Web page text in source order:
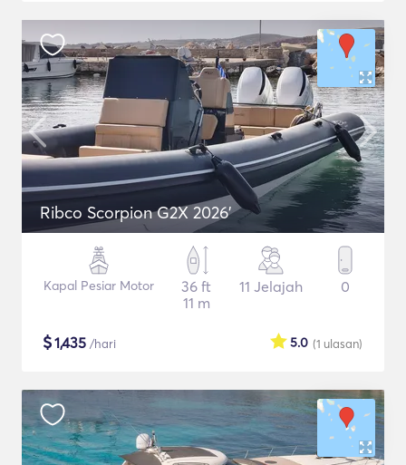
Ribco Scorpion G2X 2026'
Kapal Pesiar Motor
36 ft
11 m
11 Jelajah 0
$1,435 /hari (1 ulasan)
5.0